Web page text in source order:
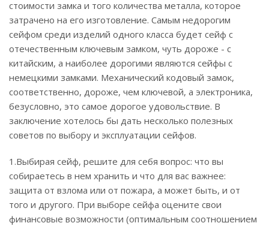
стоимости замка и того количества металла, которое
затрачено на его изготовление. Самым недорогим
сейфом среди изделий одного класса будет сейф с
отечественным ключевым замком, чуть дороже - с
китайским, а наиболее дорогими являются сейфы с
немецкими замками. Механический кодовый замок,
соответственно, дороже, чем ключевой, а электроника,
безусловно, это самое дорогое удовольствие. В
заключение хотелось бы дать несколько полезных
советов по выбору и эксплуатации сейфов.
1.Выбирая сейф, решите для себя вопрос: что вы
собираетесь в нем хранить и что для вас важнее:
защита от взлома или от пожара, а может быть, и от
того и другого. При выборе сейфа оцените свои
финансовые возможности (оптимальным соотношением